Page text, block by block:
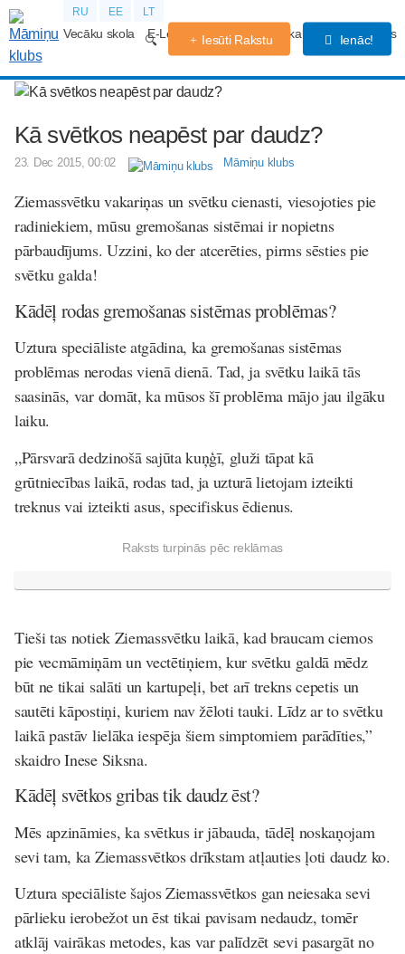
RU EE LT
Vecāku skola E-Lekcijas Grūtniecības kalendārs Forums
Iesūti Rakstu Ienāc!
Kā svētkos neapēst par daudz?
23. Dec 2015, 00:02 Māmiņu klubs
Ziemassvētku vakariņas un svētku cienasti, viesojoties pie
radiniekiem, mūsu gremošanas sistēmai ir nopietns
pārbaudījums. Uzzini, ko der atcerēties, pirms sēsties pie
svētku galda!
Kādēļ rodas gremošanas sistēmas problēmas?
Uztura speciāliste atgādina, ka gremošanas sistēmas
problēmas nerodas vienā dienā. Tad, ja svētku laikā tās
saasinās, var domāt, ka mūsos šī problēma mājo jau ilgāku
laiku.
„Pārsvarā dedzinošā sajūta kuņģī, gluži tāpat kā
grūtniecības laikā, rodas tad, ja uzturā lietojam izteikti
treknus vai izteikti asus, specifiskus ēdienus.
Raksts turpinās pēc reklāmas
Tieši tas notiek Ziemassvētku laikā, kad braucam ciemos
pie vecmāmiņām un vectētiņiem, kur svētku galdā mēdz
būt ne tikai salāti un kartupeļi, bet arī trekns cepetis un
sautēti kāpostiņi, kuriem nav žēloti tauki. Līdz ar to svētku
laikā pastāv lielāka iespēja šiem simptomiem parādīties,”
skaidro Inese Siksna.
Kādēļ svētkos gribas tik daudz ēst?
Mēs apzināmies, ka svētkus ir jābauda, tādēļ noskaņojam
sevi tam, ka Ziemassvētkos drīkstam atļauties ļoti daudz ko.
Uztura speciāliste šajos Ziemassvētkos gan neiesaka sevi
pārlieku ierobežot un ēst tikai pavisam nedaudz, tomēr
atklāj vairākas metodes, kas var palīdzēt sevi pasargāt no